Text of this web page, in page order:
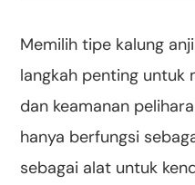
Memilih tipe kalung
langkah penting untuk
dan keamanan
hanya berfungsi
sebagai alat untuk